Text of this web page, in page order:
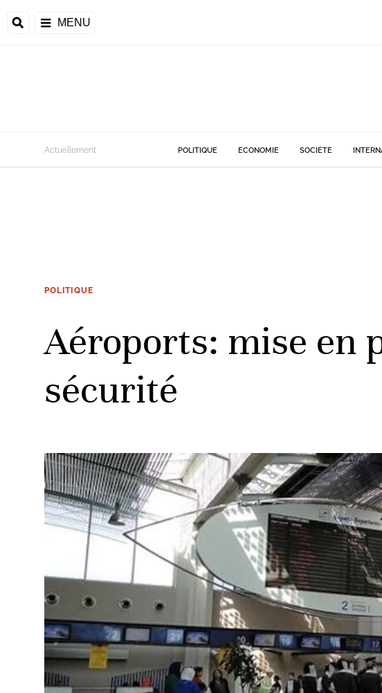
MENU
Actuellement POLITIQUE ECONOMIE SOCIÉTÉ
POLITIQUE
Aéroports: mise en
sécurité